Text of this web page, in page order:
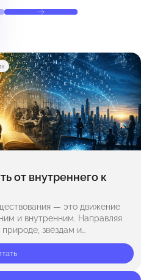
от внутреннего к
— это движение
и внутренним. Направляя
звёздам и
масштаб Вселенной…